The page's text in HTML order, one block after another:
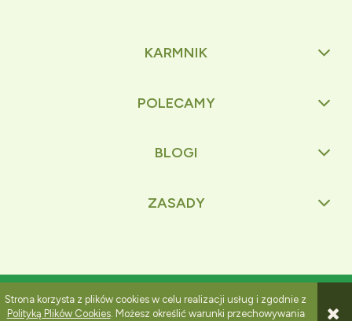
Strona korzysta z plików cookies w celu realizacji usług i zgodnie z
Polityką Plików Cookies. Możesz określić warunki przechowywania
KARMNIK
POLECAMY
BLOGI
ZASADY